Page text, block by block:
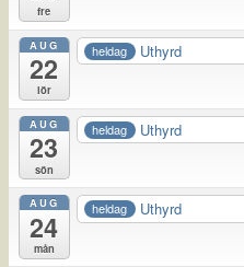
fre
AUG
22
lör
heldag Uthyrd
AUG
23
sön
heldag Uthyrd
AUG
24
mån
heldag Uthyrd